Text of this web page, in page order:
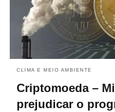
CLIMA E MEIO AMBIENTE
Criptomoeda –
prejudicar o